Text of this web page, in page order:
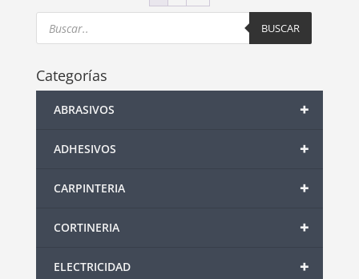
Products
search BUSCAR
Categorías
+
ABRASIVOS
+
ADHESIVOS
+
CARPINTERIA
+
CORTINERIA
+
ELECTRICIDAD